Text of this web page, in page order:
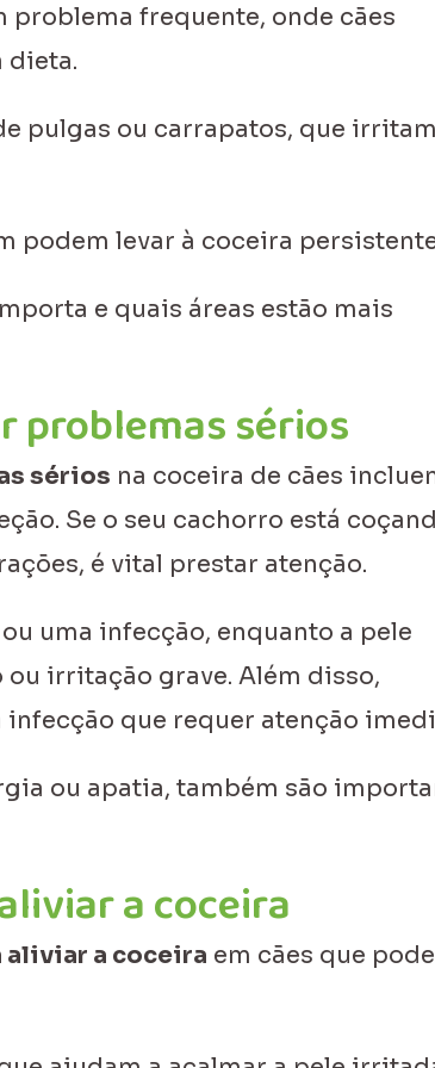
problema frequente, onde cães
dieta.
pulgas ou carrapatos, que
podem levar à coceira
e quais áreas estão mais
problemas sérios
sérios na coceira de cães
Se o seu cachorro está
é vital prestar atenção.
uma infecção, enquanto a pele
irritação grave. Além disso,
que requer atenção
ou apatia, também são
a coceira
a coceira em cães que